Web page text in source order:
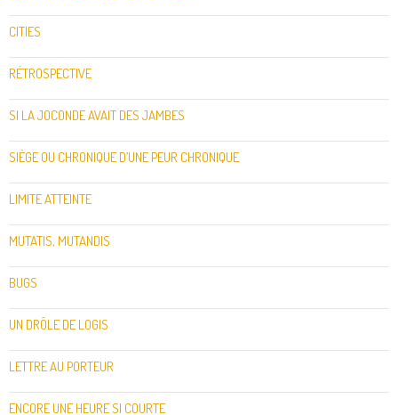
CITIES
RÉTROSPECTIVE
SI LA JOCONDE AVAIT DES JAMBES
SIÈGE OU CHRONIQUE D’UNE PEUR CHRONIQUE
LIMITE ATTEINTE
MUTATIS, MUTANDIS
BUGS
UN DRÔLE DE LOGIS
LETTRE AU PORTEUR
ENCORE UNE HEURE SI COURTE